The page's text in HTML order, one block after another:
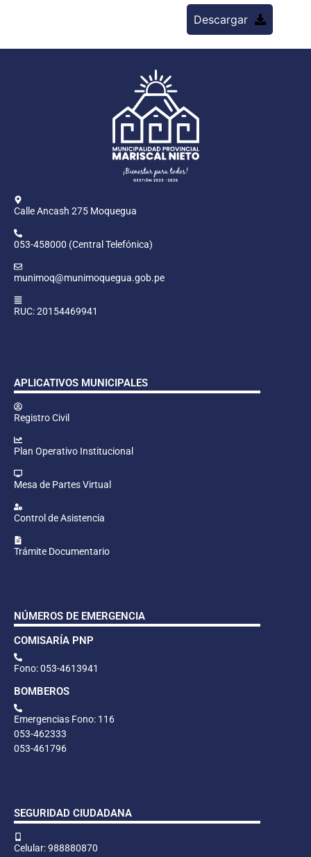
Descargar
Calle Ancash 275 Moquegua
053-458000 (Central Telefónica)
munimoq@munimoquegua.gob.pe
RUC: 20154469941
APLICATIVOS MUNICIPALES
Registro Civil
Plan Operativo Institucional
Mesa de Partes Virtual
Control de Asistencia
Trámite Documentario
NÚMEROS DE EMERGENCIA
COMISARÍA PNP
Fono: 053-4613941
BOMBEROS
Emergencias Fono: 116
053-462333
053-461796
SEGURIDAD CIUDADANA
Celular: 988880870